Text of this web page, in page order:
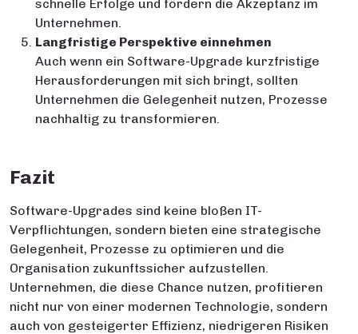
schnelle Erfolge und fördern die Akzeptanz im
Unternehmen.
Langfristige Perspektive einnehmen
Auch wenn ein Software-Upgrade kurzfristige
Herausforderungen mit sich bringt, sollten
Unternehmen die Gelegenheit nutzen, Prozesse
nachhaltig zu transformieren.
Fazit
Software-Upgrades sind keine bloßen IT-
Verpflichtungen, sondern bieten eine strategische
Gelegenheit, Prozesse zu optimieren und die
Organisation zukunftssicher aufzustellen.
Unternehmen, die diese Chance nutzen, profitieren
nicht nur von einer modernen Technologie, sondern
auch von gesteigerter Effizienz, niedrigeren Risiken